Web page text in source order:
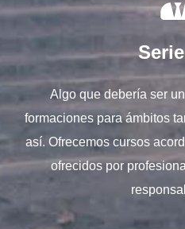
Algo que debería ser
formaciones para ámbitos
así. Ofrecemos cursos
ofrecidos por